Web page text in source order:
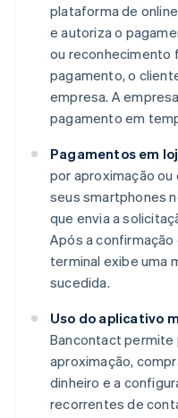
plataforma de
e autoriza o
ou reconhecimento
pagamento, o
empresa. A
pagamento em
Pagamentos em
por aproximação
seus smartphones
que envia a
Após a confirmação
terminal exibe uma
sucedida.
Uso do aplicativo
Bancontact
aproximação,
dinheiro e a
recorrentes de